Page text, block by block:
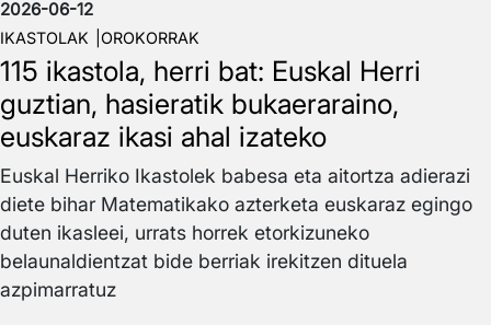
2026-06-12
IKASTOLAK OROKORRAK
115 ikastola, herri bat: Euskal Herri
guztian, hasieratik bukaeraraino,
euskaraz ikasi ahal izateko
Euskal Herriko Ikastolek babesa eta aitortza adierazi
diete bihar Matematikako azterketa euskaraz egingo
duten ikasleei, urrats horrek etorkizuneko
belaunaldientzat bide berriak irekitzen dituela
azpimarratuz